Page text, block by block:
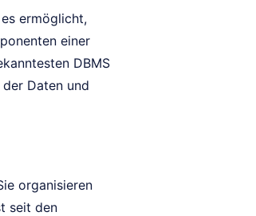
ermöglicht,
einer
DBMS
Daten und
organisieren
seit den